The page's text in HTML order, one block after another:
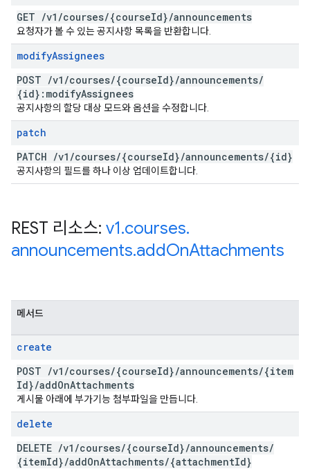
GET /v1 /courses/{courseId}/announcements
요청자가 볼 수 있는 공지사항 목록을 반환합니다.
modifyAssignees
POST /v1 /courses/{courseId}/announcements/
{id}:modifyAssignees
공지사항의 할당 대상 모드와 옵션을 수정합니다.
patch
PATCH /v1 /courses/{courseId}/announcements/{id}
공지사항의 필드를 하나 이상 업데이트합니다.
REST 리소스: v1.courses.
announcements.addOnAttachments
메서드
create
POST /v1 /courses/{courseId}/announcements/{item
Id}/addOnAttachments
게시물 아래에 부가기능 첨부파일을 만듭니다.
delete
DELETE /v1 /courses/{courseId}/announcements/
{itemId}/addOnAttachments/{attachmentId}